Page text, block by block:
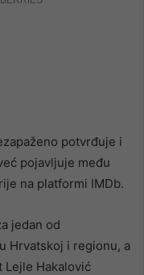
potvrđuje i
pojavljuje među
na platformi IMDb.
jedan od
Hrvatskoj i regionu, a
Lejle Hakalović